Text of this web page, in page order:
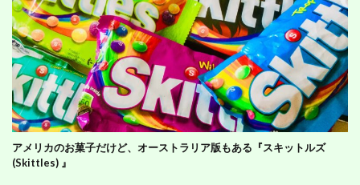
アメリカのお菓子だけど、オーストラリア版もある『スキットルズ
(Skittles) 』